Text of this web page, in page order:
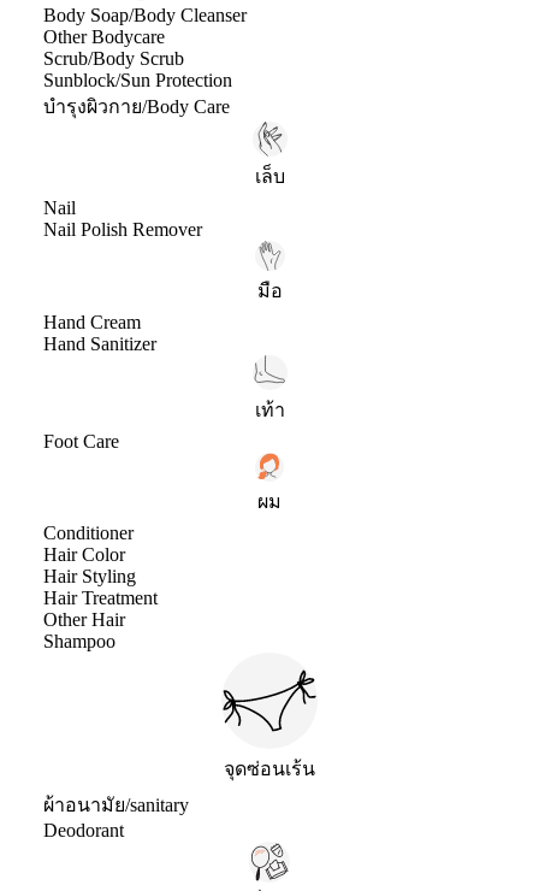
Body Soap/Body Cleanser
Other Bodycare
Scrub/Body Scrub
Sunblock/Sun Protection
บำรุงผิวกาย/Body Care
เล็บ
Nail
Nail Polish Remover
มือ
Hand Cream
Hand Sanitizer
เท้า
Foot Care
ผม
Conditioner
Hair Color
Hair Styling
Hair Treatment
Other Hair
Shampoo
จุดซ่อนเร้น
ผ้าอนามัย/sanitary
Deodorant